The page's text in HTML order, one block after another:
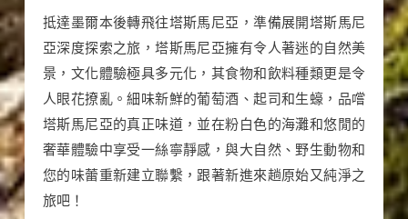
抵達墨爾本後轉飛往塔斯馬尼亞，準備展開塔斯馬尼
亞深度探索之旅，塔斯馬尼亞擁有令人著迷的自然美
景，文化體驗極具多元化，其食物和飲料種類更是令
人眼花撩亂。細味新鮮的葡萄酒、起司和生蠔，品嚐
塔斯馬尼亞的真正味道，並在粉白色的海灘和悠閒的
奢華體驗中享受一絲寧靜感，與大自然、野生動物和
您的味蕾重新建立聯繫，跟著新進來趟原始又純淨之
旅吧！